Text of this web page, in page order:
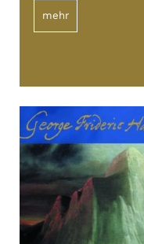
mehr